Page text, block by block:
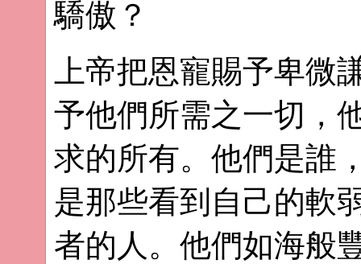
驕傲？
上帝把恩寵賜予卑微
予他們所需之一切，
求的所有。他們是誰
是那些看到自己的軟
者的人。他們如海般